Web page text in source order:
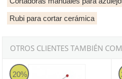
Rubi para cortar cerámica
OTROS CLIENTES TAMBIÉN
20%
Rubi PRACTIC 51 - Cortadora